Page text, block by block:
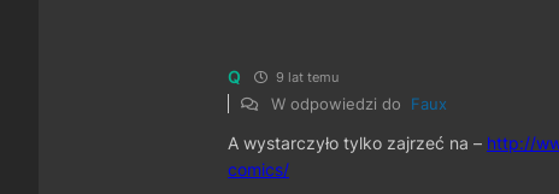
Q 9 lat temu
W odpowiedzi do Faux
A wystarczyło tylko zajrzeć na – http://
comics/